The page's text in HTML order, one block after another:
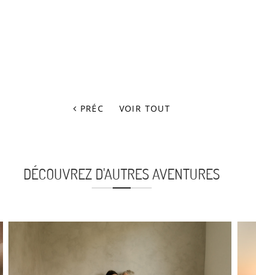
PRÉC VOIR TOUT
DÉCOUVREZ D'AUTRES AVENTURES